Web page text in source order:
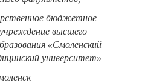
бюджетное
высшего
«Смоленский
университет»